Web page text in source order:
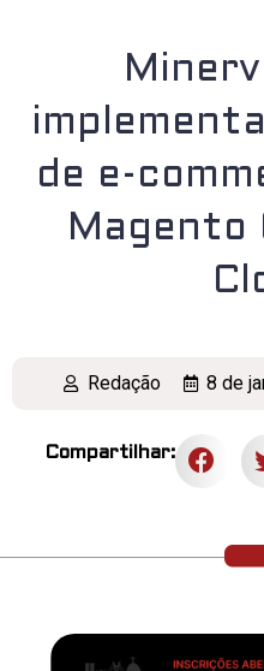
de e-
Magento
Redação 8 de
Compartilhar: